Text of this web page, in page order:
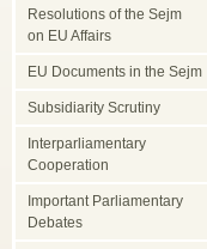
Resolutions of the Sejm
on EU Affairs
EU Documents in the Sejm
Subsidiarity Scrutiny
Interparliamentary
Cooperation
Important Parliamentary
Debates